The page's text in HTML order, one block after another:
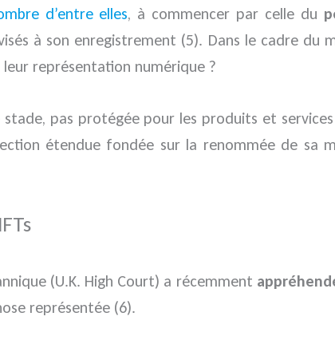
d’entre elles, à commencer par celle du
à son enregistrement (5). Dans le cadre
représentation numérique ?
stade, pas protégée pour les produits et
étendue fondée sur la renommée de sa
(U.K. High Court) a récemment
représentée (6).